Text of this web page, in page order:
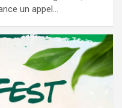
un appel…